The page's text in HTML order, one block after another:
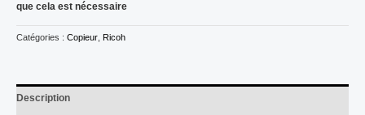
que cela est nécessaire
Catégories : Copieur Ricoh
Description